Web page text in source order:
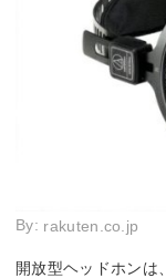
By: rakuten.co.jp
開放型ヘッドホンは